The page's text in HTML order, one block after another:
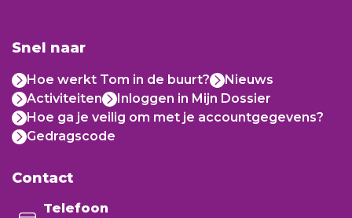
Snel naar
Hoe werkt Tom in de buurt?
Nieuws
Activiteiten
Inloggen in Mijn Dossier
Hoe ga je veilig om met je accountgegevens?
Gedragscode
Contact
Telefoon